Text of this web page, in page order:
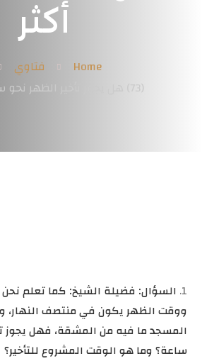
أكثر
Home
فتاوي
(73) هل يجوز تأخير الظهر نحو ساعة أو أكثر
السؤال: فضيلة الشيخ: كما تعلم
ووقت الظهر يكون في منتصف النهار،
المسجد ما فيه من المشقة، فهل يجوز
ساعة؟ وما هو الوقت المشروع للتأخير؟